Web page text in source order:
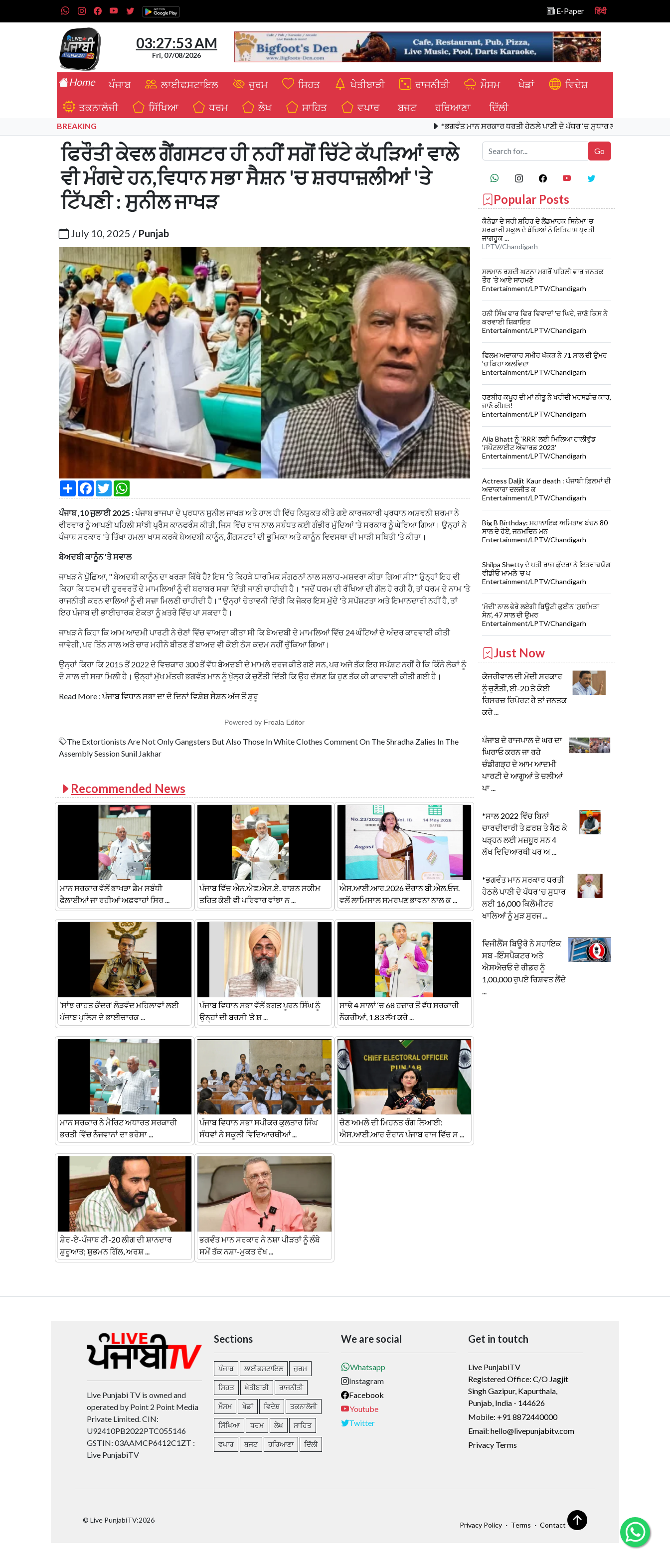
E-Paper हिंदी
03:27:54 AM
Fri, 07/08/2026
Home ਪੰਜਾਬ ਲਾਈਫਸਟਾਇਲ ਜੁਰਮ ਸਿਹਤ ਖੇਤੀਬਾੜੀ ਰਾਜਨੀਤੀ ਮੌਸਮ ਖੇਡਾਂ
ਵਿਦੇਸ਼
ਤਕਨਾਲੋਜੀ
ਸਿੱਖਿਆ ਧਰਮ ਲੇਖ ਸਾਹਿਤ ਵਪਾਰ ਬਜਟ ਹਰਿਆਣਾ ਦਿੱਲੀ
BREAKING *ਭਗਵੰਤ ਮਾਨ ਸਰਕਾਰ ਧਰਤੀ ਹੇਠਲੇ ਪਾਣੀ ਦੇ ਪੱਧਰ ‘ਚ ਸੁਧਾਰ ਲਈ 16,000 ਕਿਲੋਮੀਟਰ
ਫਿਰੌਤੀ ਕੇਵਲ ਗੈਂਗਸਟਰ ਹੀ ਨਹੀਂ ਸਗੋਂ ਚਿੱਟੇ ਕੱਪੜਿਆਂ ਵਾਲੇ
ਵੀ ਮੰਗਦੇ ਹਨ,ਵਿਧਾਨ ਸਭਾ ਸੈਸ਼ਨ 'ਚ ਸ਼ਰਧਾਜ਼ਲੀਆਂ 'ਤੇ
ਟਿੱਪਣੀ : ਸੁਨੀਲ ਜਾਖੜ
July 10, 2025 / Punjab
S
a
r
e
F
c
e
b
o
o
k
T
w
i
t
t
e
r
a
s
A
p
p
ਪੰਜਾਬ ,10 ਜੁਲਾਈ 2025 :ਪੰਜਾਬ ਭਾਜਪਾ ਦੇ ਪ੍ਰਧਾਨ ਸੁਨੀਲ ਜਾਖੜ ਅਤੇ ਹਾਲ ਹੀ ਵਿੱਚ ਨਿਯੁਕਤ ਕੀਤੇ ਗਏ ਕਾਰਜਕਾਰੀ ਪ੍ਰਧਾਨ ਅਸ਼ਵਨੀ ਸ਼ਰਮਾ ਨੇ
ਵੀਰਵਾਰ ਨੂੰ ਆਪਣੀ ਪਹਿਲੀ ਸਾਂਝੀ ਪ੍ਰੈਸ ਕਾਨਫਰੰਸ ਕੀਤੀ, ਜਿਸ ਵਿੱਚ ਰਾਜ ਨਾਲ ਸਬੰਧਤ ਕਈ ਗੰਭੀਰ ਮੁੱਦਿਆਂ 'ਤੇ ਸਰਕਾਰ ਨੂੰ ਘੇਰਿਆ ਗਿਆ। ਉਨ੍ਹਾਂ ਨੇ
ਪੰਜਾਬ ਸਰਕਾਰ 'ਤੇ ਤਿੱਖਾ ਹਮਲਾ ਖਾਸ ਕਰਕੇ ਬੇਅਦਬੀ ਕਾਨੂੰਨ, ਗੈਂਗਸਟਰਾਂ ਦੀ ਭੂਮਿਕਾ ਅਤੇ ਕਾਨੂੰਨ ਵਿਵਸਥਾ ਦੀ ਮਾੜੀ ਸਥਿਤੀ 'ਤੇ ਕੀਤਾ।
ਬੇਅਦਬੀ ਕਾਨੂੰਨ 'ਤੇ ਸਵਾਲ
ਜਾਖੜ ਨੇ ਪੁੱਛਿਆ, " ਬੇਅਦਬੀ ਕਾਨੂੰਨ ਦਾ ਖਰੜਾ ਕਿੱਥੇ ਹੈ? ਇਸ 'ਤੇ ਕਿਹੜੇ ਧਾਰਮਿਕ ਸੰਗਠਨਾਂ ਨਾਲ ਸਲਾਹ-ਮਸ਼ਵਰਾ ਕੀਤਾ ਗਿਆ ਸੀ?" ਉਨ੍ਹਾਂ ਇਹ ਵੀ
ਕਿਹਾ ਕਿ ਧਰਮ ਦੀ ਦੁਰਵਰਤੋਂ ਦੇ ਮਾਮਲਿਆਂ ਨੂੰ ਵੀ ਬਰਾਬਰ ਸਜ਼ਾ ਦਿੱਤੀ ਜਾਣੀ ਚਾਹੀਦੀ ਹੈ। "ਜਦੋਂ ਧਰਮ ਦੀ ਰੱਖਿਆ ਦੀ ਗੱਲ ਹੋ ਰਹੀ ਹੈ, ਤਾਂ ਧਰਮ ਦੇ ਨਾਮ 'ਤੇ
ਰਾਜਨੀਤੀ ਕਰਨ ਵਾਲਿਆਂ ਨੂੰ ਵੀ ਸਜ਼ਾ ਮਿਲਣੀ ਚਾਹੀਦੀ ਹੈ।" ਉਨ੍ਹਾਂ ਚੇਤਾਵਨੀ ਦਿੱਤੀ ਕਿ ਜੇਕਰ ਇਸ ਮੁੱਦੇ 'ਤੇ ਸਪੱਸ਼ਟਤਾ ਅਤੇ ਇਮਾਨਦਾਰੀ ਨਹੀਂ ਹੈ, ਤਾਂ
ਇਹ ਪੰਜਾਬ ਦੀ ਭਾਈਚਾਰਕ ਏਕਤਾ ਨੂੰ ਖ਼ਤਰੇ ਵਿੱਚ ਪਾ ਸਕਦਾ ਹੈ।
ਜਾਖੜ ਨੇ ਕਿਹਾ ਕਿ ਆਮ ਆਦਮੀ ਪਾਰਟੀ ਨੇ ਚੋਣਾਂ ਵਿੱਚ ਵਾਅਦਾ ਕੀਤਾ ਸੀ ਕਿ ਬੇਅਦਬੀ ਦੇ ਮਾਮਲਿਆਂ ਵਿੱਚ 24 ਘੰਟਿਆਂ ਦੇ ਅੰਦਰ ਕਾਰਵਾਈ ਕੀਤੀ
ਜਾਵੇਗੀ, ਪਰ ਤਿੰਨ ਸਾਲ ਅਤੇ ਚਾਰ ਮਹੀਨੇ ਬੀਤਣ ਤੋਂ ਬਾਅਦ ਵੀ ਕੋਈ ਠੋਸ ਕਦਮ ਨਹੀਂ ਚੁੱਕਿਆ ਗਿਆ।
ਉਨ੍ਹਾਂ ਕਿਹਾ ਕਿ 2015 ਤੋਂ 2022 ਦੇ ਵਿਚਕਾਰ 300 ਤੋਂ ਵੱਧ ਬੇਅਦਬੀ ਦੇ ਮਾਮਲੇ ਦਰਜ ਕੀਤੇ ਗਏ ਸਨ, ਪਰ ਅਜੇ ਤੱਕ ਇਹ ਸਪੱਸ਼ਟ ਨਹੀਂ ਹੈ ਕਿ ਕਿੰਨੇ ਲੋਕਾਂ ਨੂੰ
ਦੋ ਸਾਲ ਦੀ ਸਜ਼ਾ ਮਿਲੀ ਹੈ। ਉਨ੍ਹਾਂ ਮੁੱਖ ਮੰਤਰੀ ਭਗਵੰਤ ਮਾਨ ਨੂੰ ਖੁੱਲ੍ਹ ਕੇ ਚੁਣੌਤੀ ਦਿੱਤੀ ਕਿ ਉਹ ਦੱਸਣ ਕਿ ਹੁਣ ਤੱਕ ਕੀ ਕਾਰਵਾਈ ਕੀਤੀ ਗਈ ਹੈ।
Read More :ਪੰਜਾਬ ਵਿਧਾਨ ਸਭਾ ਦਾ ਦੋ ਦਿਨਾਂ ਵਿਸ਼ੇਸ਼ ਸੈਸ਼ਨ ਅੱਜ ਤੋਂ ਸ਼ੁਰੂ
Powered by Froala Editor
The Extortionists Are Not Only Gangsters But Also Those In White Clothes Comment On The Shradha Zalies In The
Assembly Session Sunil Jakhar
Recommended News
ਮਾਨ ਸਰਕਾਰ ਵੱਲੋਂ ਭਾਖੜਾ ਡੈਮ ਸਬੰਧੀ
ਫੈਲਾਈਆਂ ਜਾ ਰਹੀਆਂ ਅਫ਼ਵਾਹਾਂ ਸਿਰ ...
ਪੰਜਾਬ ਵਿੱਚ ਐਨ.ਐਫ.ਐਸ.ਏ. ਰਾਸ਼ਨ ਸਕੀਮ
ਤਹਿਤ ਕੋਈ ਵੀ ਪਰਿਵਾਰ ਵਾਂਝਾ ਨ ...
ਐਸ.ਆਈ.ਆਰ.2026 ਦੌਰਾਨ ਬੀ.ਐਲ.ਓਜ.
ਵਲੋਂ ਲਾਮਿਸਾਲ ਸਮਰਪਣ ਭਾਵਨਾ ਨਾਲ ਕ ...
‘ਸਾਂਝ ਰਾਹਤ ਕੇਂਦਰ’ ਲੋੜਵੰਦ ਮਹਿਲਾਵਾਂ ਲਈ
ਪੰਜਾਬ ਪੁਲਿਸ ਦੇ ਭਾਈਚਾਰਕ ...
ਪੰਜਾਬ ਵਿਧਾਨ ਸਭਾ ਵੱਲੋਂ ਭਗਤ ਪੂਰਨ ਸਿੰਘ ਨੂੰ
ਉਨ੍ਹਾਂ ਦੀ ਬਰਸੀ ’ਤੇ ਸ਼ ...
ਸਾਢੇ 4 ਸਾਲਾਂ ‘ਚ 68 ਹਜ਼ਾਰ ਤੋਂ ਵੱਧ ਸਰਕਾਰੀ
ਨੌਕਰੀਆਂ, 1.83 ਲੱਖ ਕਰੋ ...
ਮਾਨ ਸਰਕਾਰ ਨੇ ਮੈਰਿਟ ਅਧਾਰਤ ਸਰਕਾਰੀ
ਭਰਤੀ ਵਿੱਚ ਨੌਜਵਾਨਾਂ ਦਾ ਭਰੋਸਾ ...
ਪੰਜਾਬ ਵਿਧਾਨ ਸਭਾ ਸਪੀਕਰ ਕੁਲਤਾਰ ਸਿੰਘ
ਸੰਧਵਾਂ ਨੇ ਸਕੂਲੀ ਵਿਦਿਆਰਥੀਆਂ ...
ਚੋਣ ਅਮਲੇ ਦੀ ਮਿਹਨਤ ਰੰਗ ਲਿਆਈ:
ਐਸ.ਆਈ.ਆਰ ਦੌਰਾਨ ਪੰਜਾਬ ਰਾਜ ਵਿੱਚ ਸ ...
ਸ਼ੇਰ-ਏ-ਪੰਜਾਬ ਟੀ-20 ਲੀਗ ਦੀ ਸ਼ਾਨਦਾਰ
ਸ਼ੁਰੂਆਤ; ਸ਼ੁਭਮਨ ਗਿੱਲ, ਅਰਸ਼ ...
ਭਗਵੰਤ ਮਾਨ ਸਰਕਾਰ ਨੇ ਨਸ਼ਾ ਪੀੜਤਾਂ ਨੂੰ ਲੰਬੇ
ਸਮੇਂ ਤੱਕ ਨਸ਼ਾ-ਮੁਕਤ ਰੱਖ ...
Popular Posts
ਕੈਨੇਡਾ ਦੇ ਸਰੀ ਸ਼ਹਿਰ ਦੇ ਲੈਂਡਮਾਰਕ ਸਿਨੇਮਾ 'ਚ
ਸਰਕਾਰੀ ਸਕੂਲ ਦੇ ਬੱਚਿਆਂ ਨੂੰ ਇਤਿਹਾਸ ਪ੍ਰਤੀ
ਜਾਗਰੂਕ ...
LPTV/Chandigarh
ਸਲਮਾਨ ਰਸ਼ਦੀ ਘਟਨਾ ਮਗਰੋਂ ਪਹਿਲੀ ਵਾਰ ਜਨਤਕ
ਤੌਰ 'ਤੇ ਆਏ ਸਾਹਮਣੇ
Entertainment/LPTV/Chandigarh
ਹਨੀ ਸਿੰਘ ਵਾਰ ਫਿਰ ਵਿਵਾਦਾਂ 'ਚ ਘਿਰੇ, ਜਾਣੋ ਕਿਸ ਨੇ
ਕਰਵਾਈ ਸ਼ਿਕਾਇਤ
Entertainment/LPTV/Chandigarh
ਫਿਲਮ ਅਦਾਕਾਰ ਸਮੀਰ ਖੱਕੜ ਨੇ 71 ਸਾਲ ਦੀ ਉਮਰ
'ਚ ਕਿਹਾ ਅਲਵਿਦਾ
Entertainment/LPTV/Chandigarh
ਰਣਬੀਰ ਕਪੂਰ ਦੀ ਮਾਂ ਨੀਤੂ ਨੇ ਖਰੀਦੀ ਮਰਸਡੀਜ਼ ਕਾਰ,
ਜਾਣੋ ਕੀਮਤ!
Entertainment/LPTV/Chandigarh
Alia Bhatt ਨੂੰ 'RRR' ਲਈ ਮਿਲਿਆ ਹਾਲੀਵੁੱਡ
'ਸਪੌਟਲਾਈਟ ਐਵਾਰਡ 2023'
Entertainment/LPTV/Chandigarh
Actress Daljit Kaur death : ਪੰਜਾਬੀ ਫ਼ਿਲਮਾਂ ਦੀ
ਅਦਾਕਾਰਾ ਦਲਜੀਤ ਕ
Entertainment/LPTV/Chandigarh
Big B Birthday: ਮਹਾਨਾਇਕ ਅਮਿਤਾਭ ਬੱਚਨ 80
ਸਾਲ ਦੇ ਹੋਏ, ਜਨਮਦਿਨ ਮਨ
Entertainment/LPTV/Chandigarh
Shilpa Shetty ਦੇ ਪਤੀ ਰਾਜ ਕੁੰਦਰਾ ਨੇ ਇਤਰਾਜ਼ਯੋਗ
ਵੀਡੀਓ ਮਾਮਲੇ 'ਚ ਪ
Entertainment/LPTV/Chandigarh
'ਮੋਦੀ' ਨਾਲ ਫੇਰੇ ਲਏਗੀ ਬਿਊਟੀ ਕੁਈਨ 'ਸੁਸ਼ਮਿਤਾ
ਸੇਨ', 47 ਸਾਲ ਦੀ ਉਮਰ
Entertainment/LPTV/Chandigarh
Just Now
ਕੇਜਰੀਵਾਲ ਦੀ ਮੋਦੀ ਸਰਕਾਰ
ਨੂੰ ਚੁਣੌਤੀ, ਈ-20 ਤੇ ਕੋਈ
ਰਿਸਰਚ ਰਿਪੋਰਟ ਹੈ ਤਾਂ ਜਨਤਕ
ਕਰੇ ...
ਪੰਜਾਬ ਦੇ ਰਾਜਪਾਲ ਦੇ ਘਰ ਦਾ
ਘਿਰਾਓ ਕਰਨ ਜਾ ਰਹੇ
ਚੰਡੀਗੜ੍ਹ ਦੇ ਆਮ ਆਦਮੀ
ਪਾਰਟੀ ਦੇ ਆਗੂਆਂ ਤੇ ਚਲੀਆਂ
ਪਾ ...
*ਸਾਲ 2022 ਵਿੱਚ ਬਿਨਾਂ
ਚਾਰਦੀਵਾਰੀ ਤੇ ਫ਼ਰਸ਼ ਤੇ ਬੈਠ ਕੇ
ਪੜ੍ਹਨ ਲਈ ਮਜ਼ਬੂਰ ਸਨ 4
ਲੱਖ ਵਿਦਿਆਰਥੀ ਪਰ ਅ ...
*ਭਗਵੰਤ ਮਾਨ ਸਰਕਾਰ ਧਰਤੀ
ਹੇਠਲੇ ਪਾਣੀ ਦੇ ਪੱਧਰ ‘ਚ ਸੁਧਾਰ
ਲਈ 16,000 ਕਿਲੋਮੀਟਰ
ਖਾਲਿਆਂ ਨੂੰ ਮੁੜ ਸੁਰਜ ...
ਵਿਜੀਲੈਂਸ ਬਿਊਰੋ ਨੇ ਸਹਾਇਕ
ਸਬ -ਇੰਸਪੈਕਟਰ ਅਤੇ
ਐਸਐਚਓ ਦੇ ਰੀਡਰ ਨੂੰ
1,00,000 ਰੁਪਏ ਰਿਸ਼ਵਤ ਲੈਂਦੇ
...
Live Punjabi TV is owned and
operated by Point 2 Point Media
Private Limited. CIN:
U92410PB2022PTC055146
GSTIN: 03AAMCP6412C1ZT :
Live PunjabiTV
Sections
ਪੰਜਾਬ ਲਾਈਫਸਟਾਇਲ ਜੁਰਮ
ਸਿਹਤ ਖੇਤੀਬਾੜੀ ਰਾਜਨੀਤੀ
ਮੌਸਮ ਖੇਡਾਂ ਵਿਦੇਸ਼ ਤਕਨਾਲੋਜੀ
ਸਿੱਖਿਆ ਧਰਮ ਲੇਖ ਸਾਹਿਤ
ਵਪਾਰ ਬਜਟ ਹਰਿਆਣਾ ਦਿੱਲੀ
We are social
Whatsapp
Instagram
Facebook
Youtube
Twitter
Get in toutch
Live PunjabiTV
Registered Office: C/O Jagjit
Singh Gazipur, Kapurthala,
Punjab, India - 144626
Mobile: +91 8872440000
Email: hello@livepunjabitv.com
Privacy Terms
© Live PunjabiTV:2026
Privacy Policy · Terms · Contact